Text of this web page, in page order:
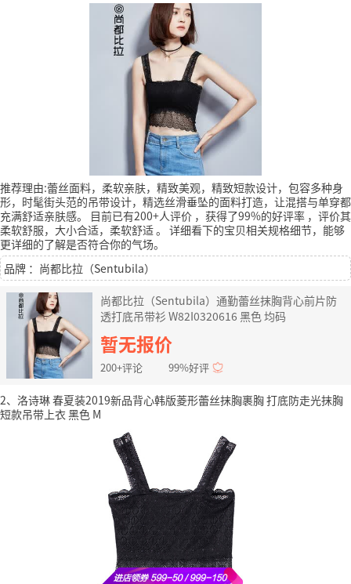
推荐理由:蕾丝面料，柔软亲肤，精致美观，精致短款设计，包容多种身
形，时髦街头范的吊带设计，精选丝滑垂坠的面料打造，让混搭与单穿都
充满舒适亲肤感。
目前已有200+人评价 ，获得了99%的好评率 ，评价其
柔软舒服，大小合适，柔软舒适。 详细看下的宝贝相关规格细节，能够
更详细的了解是否符合你的气场。
品牌 ：尚都比拉（Sentubila）
尚都比拉（Sentubila）通勤蕾丝抹胸背心前片防
透打底吊带衫 W82I0320616 黑色 均码
暂无报价
200+评论 99%好评
2、洛诗琳 春夏装2019新品背心韩版菱形蕾丝抹胸裹胸 打底防走光抹胸
短款吊带上衣 黑色 M